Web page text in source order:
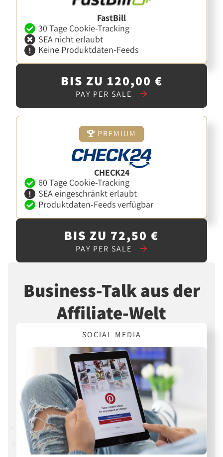
FastBill
30 Tage Cookie-Tracking
SEA nicht erlaubt
Keine Produktdaten-Feeds
BIS ZU 120,00 €
PAY PER SALE
PREMIUM
CHECK24
60 Tage Cookie-Tracking
SEA eingeschränkt erlaubt
Produktdaten-Feeds verfügbar
BIS ZU 72,50 €
PAY PER SALE
Business-Talk aus der
Affiliate-Welt
SOCIAL MEDIA